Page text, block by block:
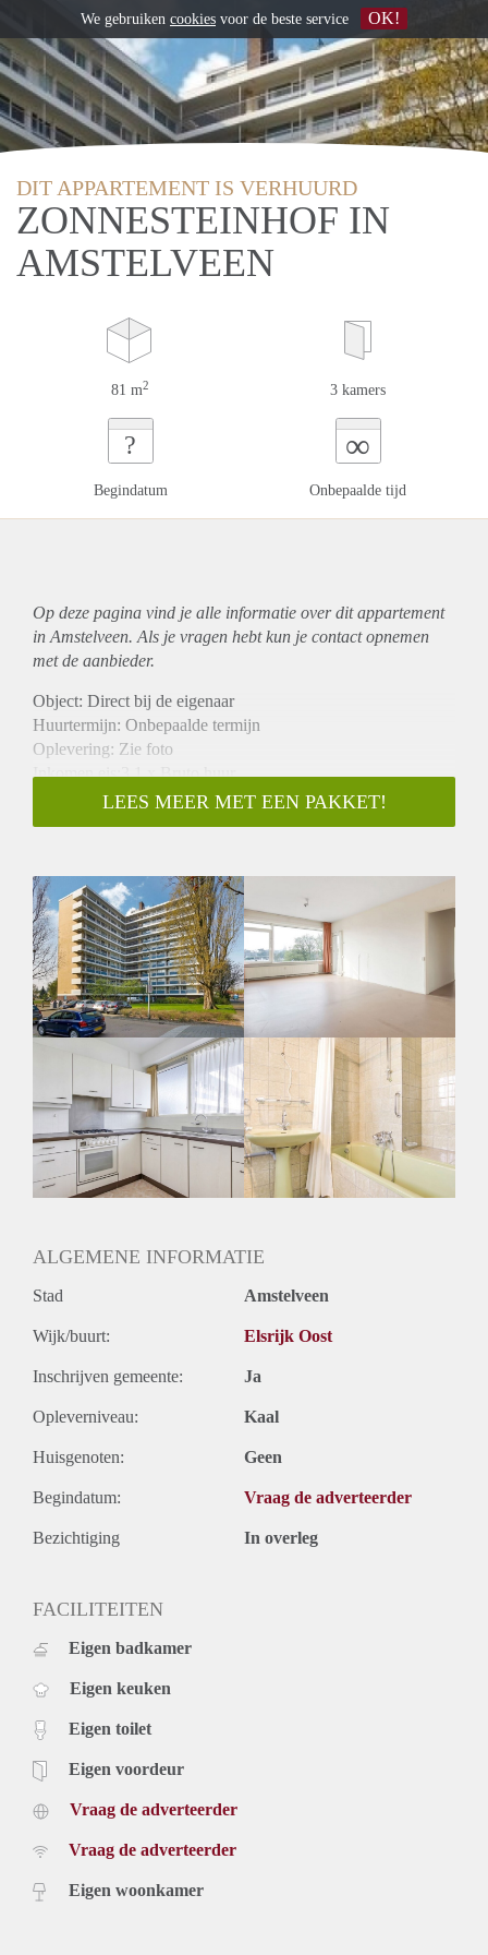
DIT APPARTEMENT IS VERHUURD
ZONNESTEINHOF IN
AMSTELVEEN
81 m2 3 kamers
?
Begindatum
∞
Onbepaalde tijd
Op deze pagina vind je alle informatie over ditappartement
in Amstelveen. Als je vragen hebt kun je contact opnemen
met de aanbieder.
Object: Direct bij de eigenaar
Huurtermijn: Onbepaalde termijn
Oplevering: Zie foto
Inkomen eis:3,1 x Bruto huur
Garantiestelling mogelijk: Ja
Borg: 1 Maand
Huisdieren toegestaan: Afhankelijk van de Eigenaar
Huurtoeslag grens: Nee
Geschikt voor studenten: Afhankelijk van de Eigenaar
LEES MEER MET EEN PAKKET!
ALGEMENE INFORMATIE
Stad Amstelveen
Wijk/buurt: Elsrijk Oost
Inschrijven gemeente: Ja
Opleverniveau: Kaal
Huisgenoten: Geen
Begindatum: Vraag de adverteerder
Bezichtiging In overleg
FACILITEITEN
Eigen badkamer
Eigen keuken
Eigen toilet
Eigen voordeur
Vraag de adverteerder
Vraag de adverteerder
Eigen woonkamer
We gebruiken cookies voor de beste service OK!